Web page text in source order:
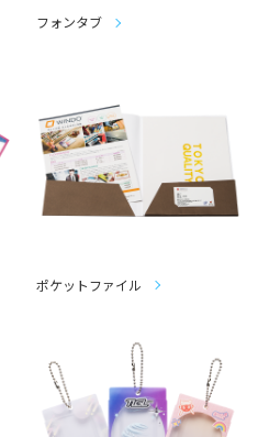
フォンタブ
ポケットファイル